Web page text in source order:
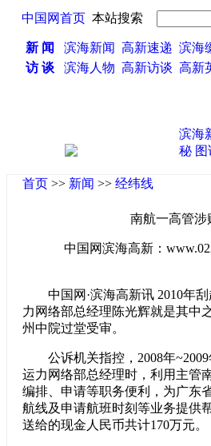
中国网首页 本站搜索
新 闻 滨海新闻 高新速递 滨海
访 谈
滨海人物 高新访谈 高新
滨海
秘
首页 >> 新闻 >> 经纬线
南航一高管涉
中国网滨海高新：
中国网·滨海高新讯 2010年
力网络部总经理陈光辉就是其中
州中院过堂受审。
公诉机关指控，2008年
运力网络部总经理时，利用主管
编排、申请等职务便利，为广东
航线及申请航班时刻等业务提供
送给的现金人民币共计170万元。